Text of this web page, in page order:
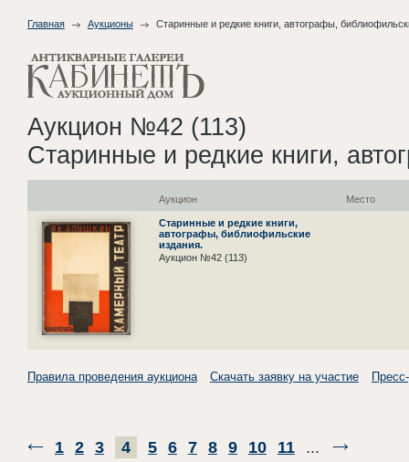
Главная Аукционы Старинные и редкие книги, автографы,
Аукцион №42 (113)
Старинные и редкие книги,
Аукцион Место
Старинные и редкие книги,
автографы, библиофильские
издания.
Аукцион №42 (113)
Правила проведения аукциона Скачать заявку на участие
1 2 3 4 5 6 7 8 9 10 11 ...